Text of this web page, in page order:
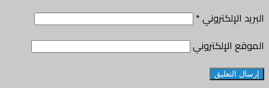
البريد الإلكتروني*
الموقع الإلكتروني